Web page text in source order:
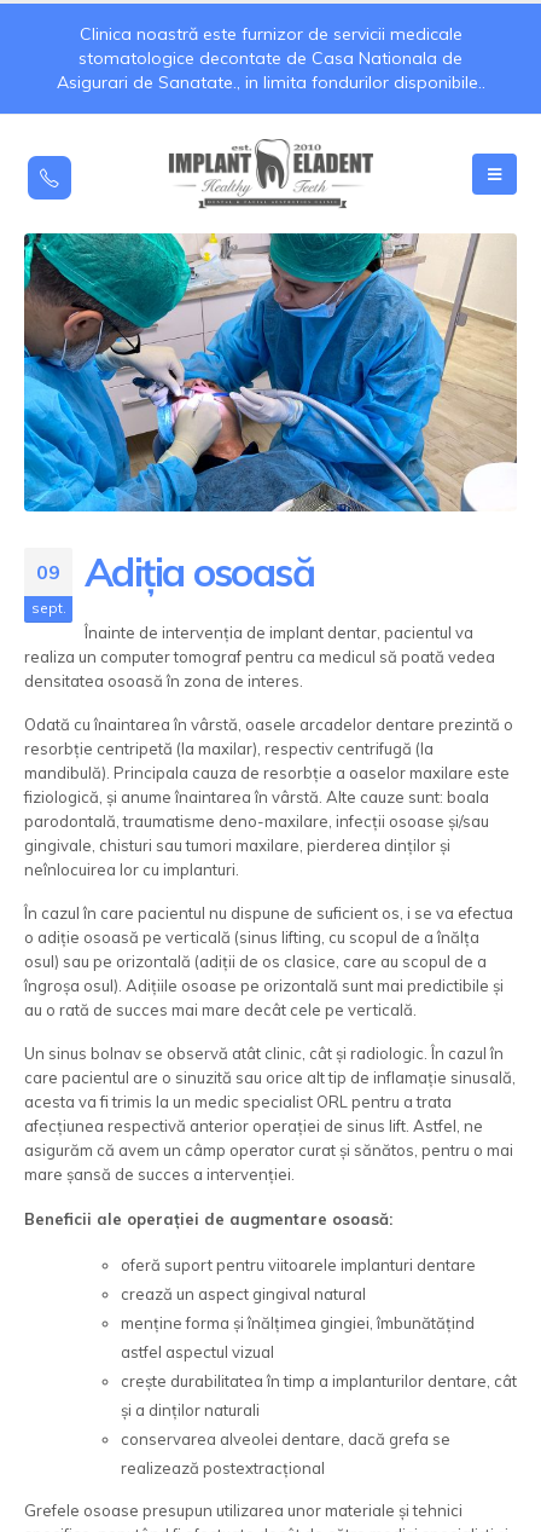
Clinica noastră este furnizor de servicii medicale
stomatologice decontate de Casa Nationala de
Asigurari de Sanatate., in limita fondurilor disponibile..
09
sept.
Adiția osoasă
Înainte de intervenția de implant dentar, pacientul va
realiza un computer tomograf pentru ca medicul să poată vedea
densitatea osoasă în zona de interes.
Odată cu înaintarea în vârstă, oasele arcadelor dentare prezintă o
resorbție centripetă (la maxilar), respectiv centrifugă (la
mandibulă). Principala cauza de resorbție a oaselor maxilare este
fiziologică, și anume înaintarea în vârstă. Alte cauze sunt: boala
parodontală, traumatisme deno-maxilare, infecții osoase și/sau
gingivale, chisturi sau tumori maxilare, pierderea dinților și
neînlocuirea lor cu implanturi.
În cazul în care pacientul nu dispune de suficient os, i se va efectua
o adiție osoasă pe verticală (sinus lifting, cu scopul de a înălța
osul) sau pe orizontală (adiții de os clasice, care au scopul de a
îngroșa osul). Adițiile osoase pe orizontală sunt mai predictibile și
au o rată de succes mai mare decât cele pe verticală.
Un sinus bolnav se observă atât clinic, cât și radiologic. În cazul în
care pacientul are o sinuzită sau orice alt tip de inflamație sinusală,
acesta va fi trimis la un medic specialist ORL pentru a trata
afecțiunea respectivă anterior operației de sinus lift. Astfel, ne
asigurăm că avem un câmp operator curat și sănătos, pentru o mai
mare șansă de succes a intervenției.
Beneficii ale operației de augmentare osoasă:
oferă suport pentru viitoarele implanturi dentare
crează un aspect gingival natural
menține forma și înălțimea gingiei, îmbunătățind
astfel aspectul vizual
crește durabilitatea în timp a implanturilor dentare, cât
și a dinților naturali
conservarea alveolei dentare, dacă grefa se
realizează postextracțional
Grefele osoase presupun utilizarea unor materiale și tehnici